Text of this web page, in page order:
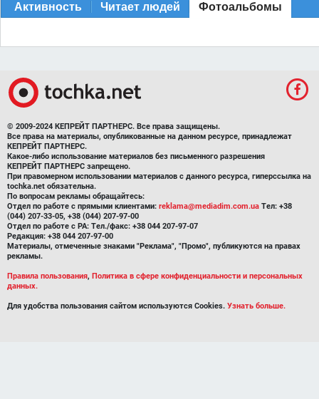
Активность Читает людей Фотоальбомы
© 2009-2024 КЕПРЕЙТ ПАРТНЕРС. Все права защищены.
Все права на материалы, опубликованные на данном ресурсе, принадлежат
КЕПРЕЙТ ПАРТНЕРС.
Какое-либо использование материалов без письменного разрешения
КЕПРЕЙТ ПАРТНЕРС запрещено.
При правомерном использовании материалов с данного ресурса, гиперссылка на
tochka.net обязательна.
По вопросам рекламы обращайтесь:
Отдел по работе с прямыми клиентами: reklama@mediadim.com.ua Тел: +38
(044) 207-33-05, +38 (044) 207-97-00
Отдел по работе с РА: Тел./факс: +38 044 207-97-07
Редакция: +38 044 207-97-00
Материалы, отмеченные знаками "Реклама", "Промо", публикуются на правах
рекламы.
Правила пользования, Политика в сфере конфиденциальности и персональных
данных.
Для удобства пользования сайтом используются Cookies. Узнать больше.